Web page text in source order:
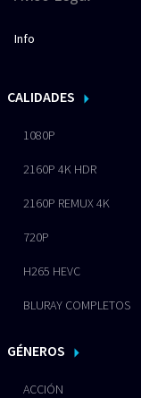
Info
CALIDADES
1080P
2160P 4K HDR
2160P REMUX 4K
720P
H265 HEVC
BLURAY COMPLETOS
GÉNEROS
ACCIÓN